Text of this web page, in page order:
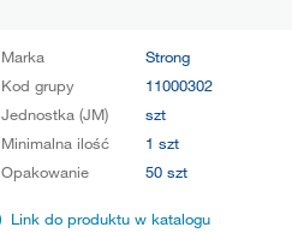
Marka
Strong
Kod grupy
11000302
Jednostka (JM)
szt
Minimalna ilość
1 szt
Opakowanie
50 szt
Link do produktu w katalogu